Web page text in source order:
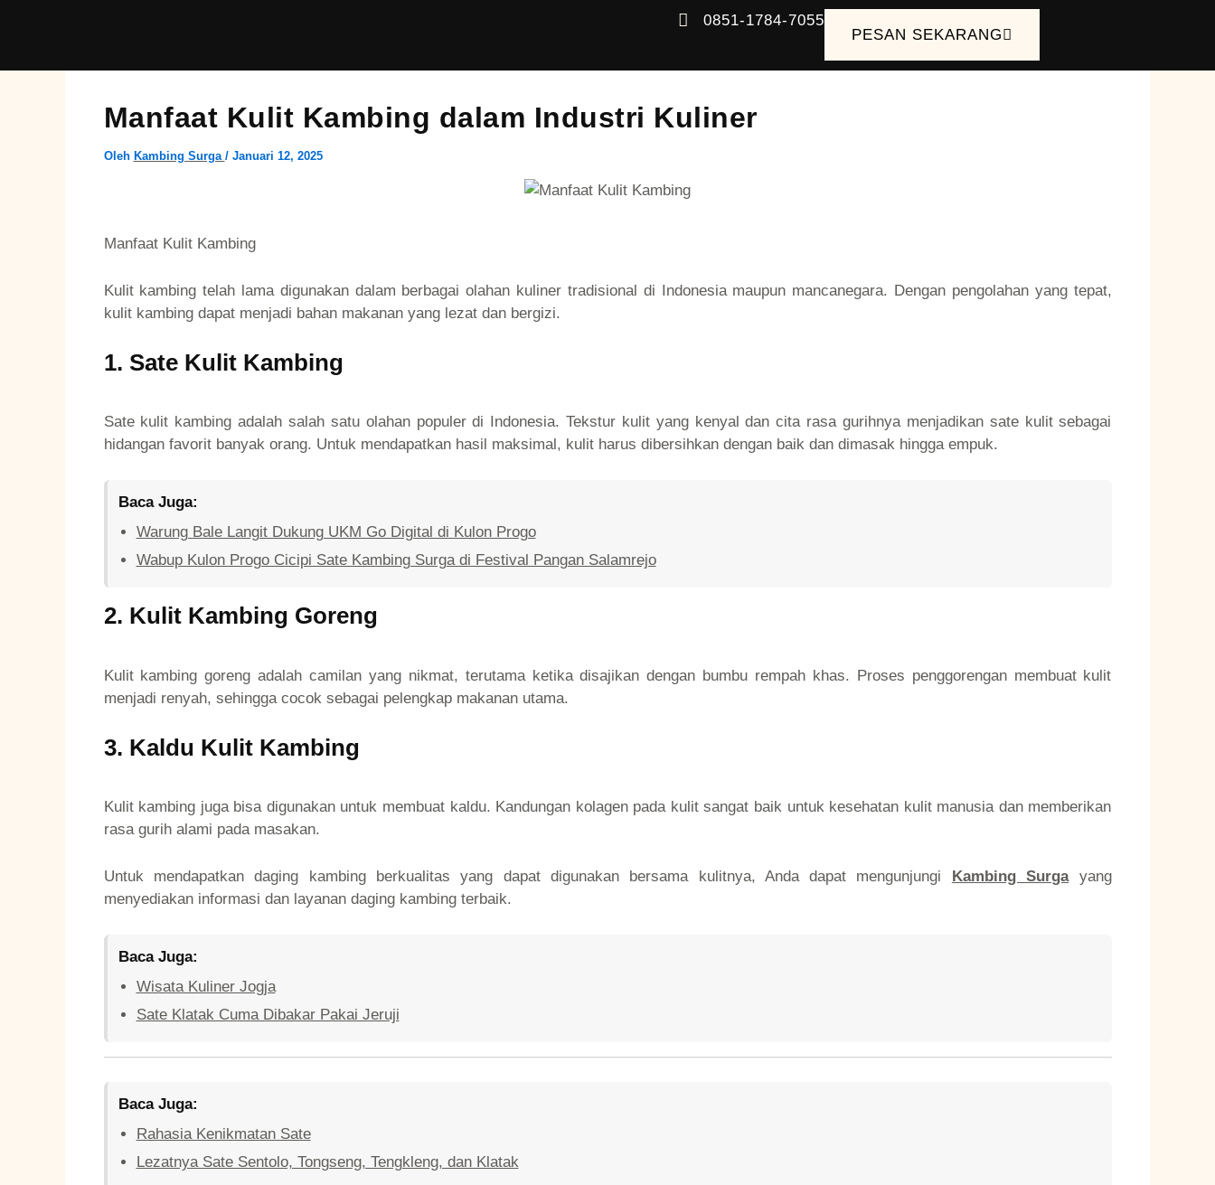
0851-1784-7055
PESAN SEKARANG
Manfaat Kulit Kambing dalam Industri Kuliner
Oleh Kambing Surga / Januari 12, 2025
Manfaat Kulit Kambing
Kulit kambing telah lama digunakan dalam berbagai olahan kuliner tradisional di Indonesia maupun mancanegara. Dengan pengolahan yang tepat,
kulit kambing dapat menjadi bahan makanan yang lezat dan bergizi.
1. Sate Kulit Kambing
Sate kulit kambing adalah salah satu olahan populer di Indonesia. Tekstur kulit yang kenyal dan cita rasa gurihnya menjadikan sate kulit sebagai
hidangan favorit banyak orang. Untuk mendapatkan hasil maksimal, kulit harus dibersihkan dengan baik dan dimasak hingga empuk.
Baca Juga:
Warung Bale Langit Dukung UKM Go Digital di Kulon Progo
Wabup Kulon Progo Cicipi Sate Kambing Surga di Festival Pangan Salamrejo
2. Kulit Kambing Goreng
Kulit kambing goreng adalah camilan yang nikmat, terutama ketika disajikan dengan bumbu rempah khas. Proses penggorengan membuat kulit
menjadi renyah, sehingga cocok sebagai pelengkap makanan utama.
3. Kaldu Kulit Kambing
Kulit kambing juga bisa digunakan untuk membuat kaldu. Kandungan kolagen pada kulit sangat baik untuk kesehatan kulit manusia dan memberikan
rasa gurih alami pada masakan.
Untuk mendapatkan daging kambing berkualitas yang dapat digunakan bersama kulitnya, Anda dapat mengunjungi Kambing Surgayang
menyediakan informasi dan layanan daging kambing terbaik.
Baca Juga:
Wisata Kuliner Jogja
Sate Klatak Cuma Dibakar Pakai Jeruji
Baca Juga:
Rahasia Kenikmatan Sate
Lezatnya Sate Sentolo, Tongseng, Tengkleng, dan Klatak